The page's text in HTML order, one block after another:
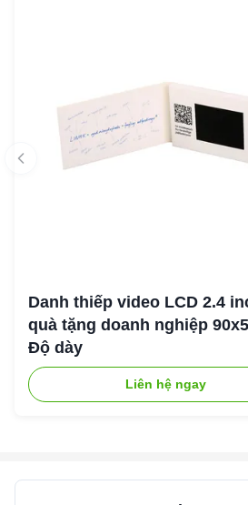
Danh thiếp video LCD 2.4
quà tặng doanh nghiệp
Độ dày
Liên hệ ngay